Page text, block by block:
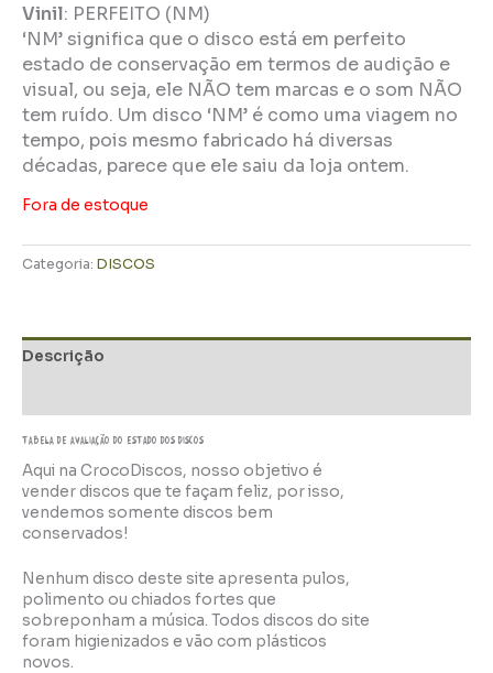
Vinil: PERFEITO (NM)
‘NM’ significa que o disco está em perfeito
estado de conservação em termos de audição e
visual, ou seja, ele NÃO tem marcas e o som NÃO
tem ruído. Um disco ‘NM’ é como uma viagem no
tempo, pois mesmo fabricado há diversas
décadas, parece que ele saiu da loja ontem.
Fora de estoque
Categoria: DISCOS
Descrição
TABELA DE AVALIAÇÃo do estado dos discos
Aqui na CrocoDiscos, nosso objetivo é
vender discos que te façam feliz, por isso,
vendemos somente discos bem
conservados!
Nenhum disco deste site apresenta pulos,
polimento ou chiados fortes que
sobreponham a música. Todos discos do site
foram higienizados e vão com plásticos
novos.